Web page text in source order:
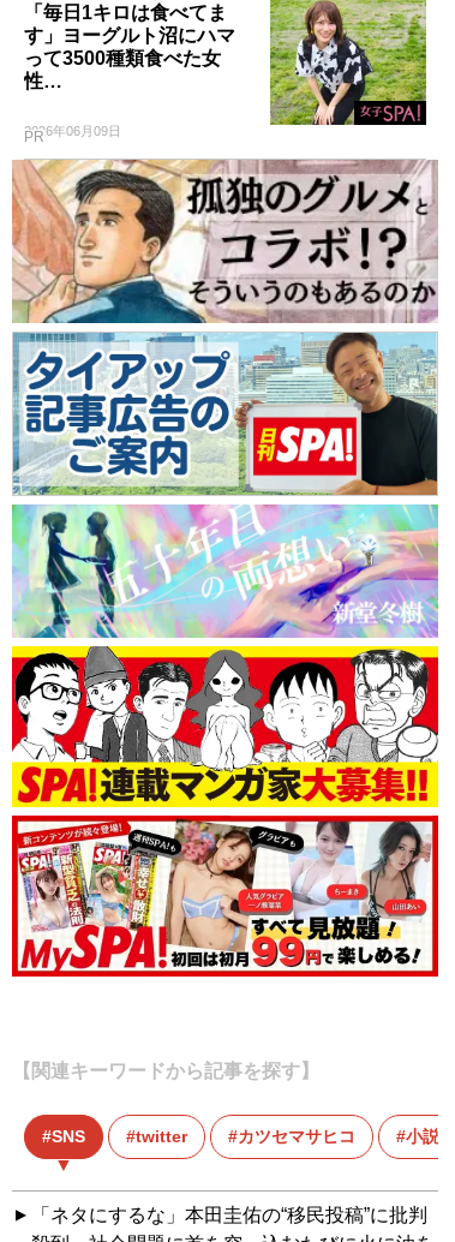
「毎日1キロは食べてま
す」ヨーグルト沼にハマ
って3500種類食べた女
性…
2026年06月09日
PR
【関連キーワードから記事を探す】
SNS twitter カツセマサヒコ 小説家
「ネタにするな」本田圭佑の“移民投稿”に批判